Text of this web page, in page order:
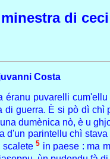
di ceci
Costa
éranu puvarelli
di guerra. È si pò dì chì
dumènica nò, è u
d'un parintellu chì
scalete5 in paese : ma